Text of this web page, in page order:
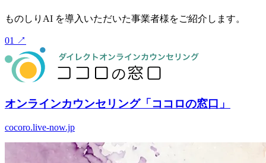
ものしりAI を導入いただいた事業者様をご紹介します。
01 ↗
オンラインカウンセリング「ココロの窓口」
cocoro.live-now.jp